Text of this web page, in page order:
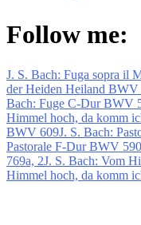
Follow me:
J. S. Bach: Fuga sopra il
der Heiden Heiland BWV
Bach: Fuge C-Dur BWV
Himmel hoch, da komm
BWV 609J. S. Bach:
Pastorale F-Dur BWV
769a, 2J. S. Bach: Vom
Himmel hoch, da komm